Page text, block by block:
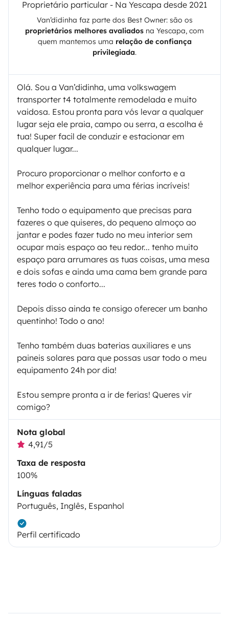
Proprietário particular - Na Yescapa desde 2021
Van’didinha faz parte dos Best Owner: são os
proprietários melhores avaliados na Yescapa, com
quem mantemos uma relação de confiança
privilegiada.
Olá. Sou a Van’didinha, uma volkswagem
transporter t4 totalmente remodelada e muito
vaidosa. Estou pronta para vós levar a qualquer
lugar seja ele praia, campo ou serra, a escolha é
tua! Super facil de conduzir e estacionar em
qualquer lugar...
Procuro proporcionar o melhor conforto e a
melhor experiência para uma férias incríveis!
Tenho todo o equipamento que precisas para
fazeres o que quiseres, do pequeno almoço ao
jantar e podes fazer tudo no meu interior sem
ocupar mais espaço ao teu redor... tenho muito
espaço para arrumares as tuas coisas, uma mesa
e dois sofas e ainda uma cama bem grande para
teres todo o conforto...
Depois disso ainda te consigo oferecer um banho
quentinho! Todo o ano!
Tenho também duas baterias auxiliares e uns
paineis solares para que possas usar todo o meu
equipamento 24h por dia!
Estou sempre pronta a ir de ferias! Queres vir
comigo?
Nota global
4,91/5
Taxa de resposta
100%
Línguas faladas
Português, Inglês, Espanhol
Perfil certificado